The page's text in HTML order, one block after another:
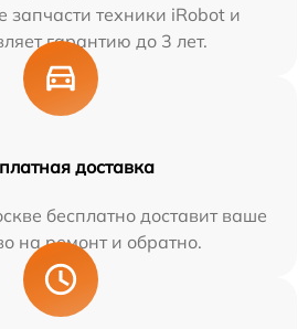
запчасти техники iRobot и
гарантию до 3 лет.
доставка
бесплатно доставит ваше
на ремонт и обратно.